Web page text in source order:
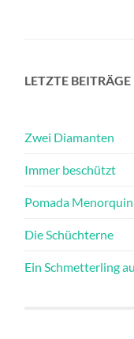
LETZTE BEITRÄGE
Zwei Diamanten
Immer beschützt
Pomada
Die Schüchterne
Ein Schmetterling